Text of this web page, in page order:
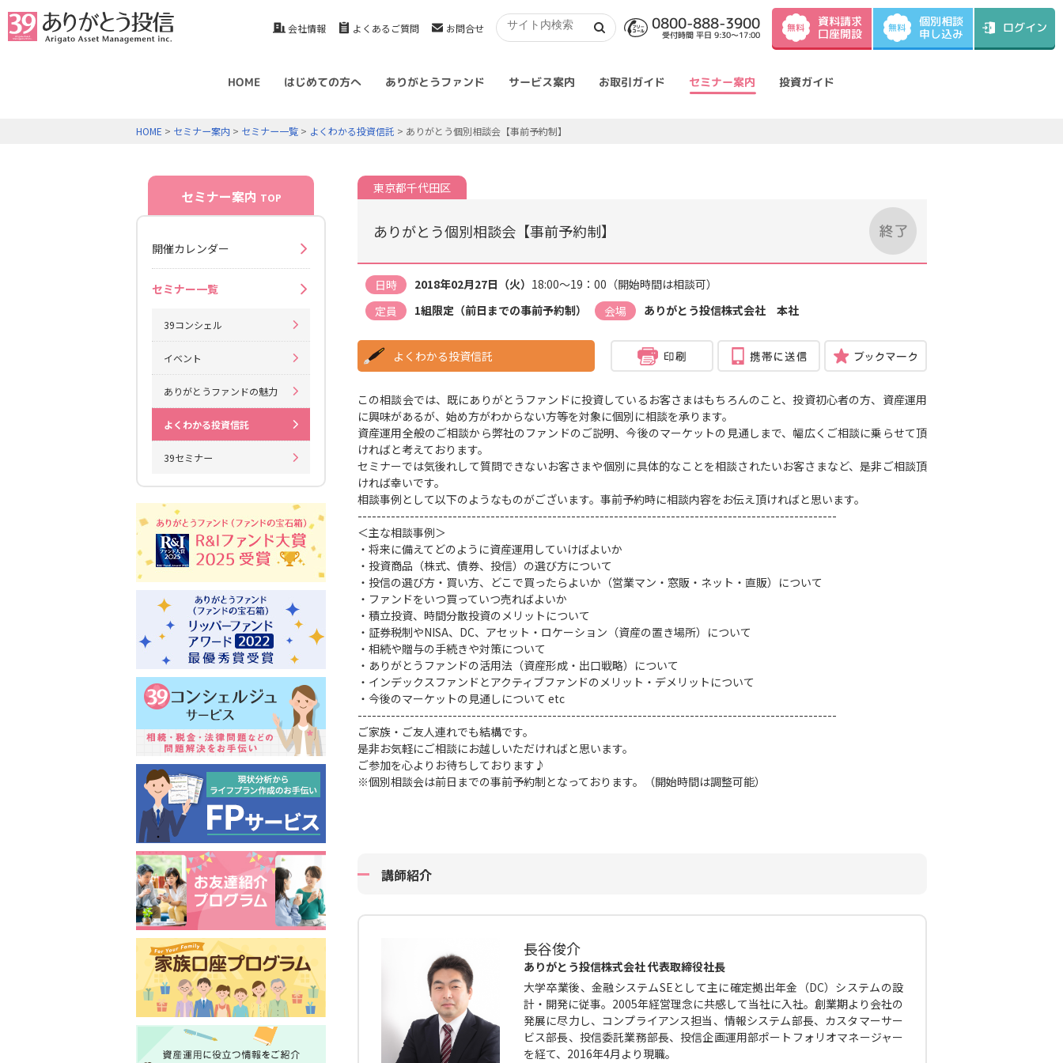
会社情報 よくあるご質問 お問合せ 0800-888-3900
受付時間 平日 9:30～17:00
無料 資料請求
口座開設 無料 個別相談
申し込み ログイン
HOME はじめての方へ ありがとうファンド サービス案内 お取引ガイド セミナー案内 投資ガイド
HOME > セミナー案内 > セミナー一覧 > よくわかる投資信託 > ありがとう個別相談会【事前予約制】
東京都千代田区
ありがとう個別相談会【事前予約制】
日時 2018年02月27日（火） 18:00～19：00（開始時間は相談可）
定員
1組限定（前日までの事前予約制） 会場 ありがとう投信株式会社 本社
よくわかる投資信託
この相談会では、既にありがとうファンドに投資しているお客さまはもちろんのこと、投資初心者の方、資産運用
に興味があるが、始め方がわからない方等を対象に個別に相談を承ります。
資産運用全般のご相談から弊社のファンドのご説明、今後のマーケットの見通しまで、幅広くご相談に乗らせて頂
ければと考えております。
セミナーでは気後れして質問できないお客さまや個別に具体的なことを相談されたいお客さまなど、是非ご相談頂
ければ幸いです。
相談事例として以下のようなものがございます。事前予約時に相談内容をお伝え頂ければと思います。
-----------------------------------------------------------------------------------------------------
＜主な相談事例＞
・将来に備えてどのように資産運用していけばよいか
・投資商品（株式、債券、投信）の選び方について
・投信の選び方・買い方、どこで買ったらよいか（営業マン・窓販・ネット・直販）について
・ファンドをいつ買っていつ売ればよいか
・積立投資、時間分散投資のメリットについて
・証券税制やNISA、DC、アセット・ロケーション（資産の置き場所）について
・相続や贈与の手続きや対策について
・ありがとうファンドの活用法（資産形成・出口戦略）について
・インデックスファンドとアクティブファンドのメリット・デメリットについて
・今後のマーケットの見通しについて etc
-----------------------------------------------------------------------------------------------------
ご家族・ご友人連れでも結構です。
是非お気軽にご相談にお越しいただければと思います。
ご参加を心よりお待ちしております♪
※個別相談会は前日までの事前予約制となっております。（開始時間は調整可能）
講師紹介
長谷俊介
ありがとう投信株式会社 代表取締役社長
大学卒業後、金融システムSEとして主に確定拠出年金（DC）システムの設
計・開発に従事。2005年経営理念に共感して当社に入社。創業期より会社の
発展に尽力し、コンプライアンス担当、情報システム部長、カスタマーサー
ビス部長、投信委託業務部長、投信企画運用部ポートフォリオマネージャー
を経て、2016年4月より現職。
セミナー案内 TOP
開催カレンダー
セミナー一覧
39コンシェル
イベント
ありがとうファンドの魅力
よくわかる投資信託
39セミナー